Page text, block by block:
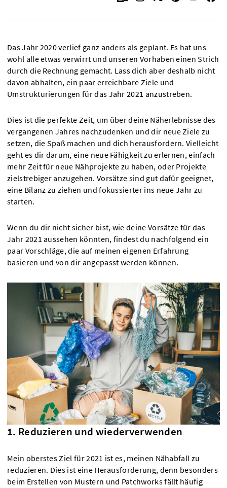
Das Jahr 2020 verlief ganz anders als geplant. Es hat uns
wohl alle etwas verwirrt und unseren Vorhaben einen Strich
durch die Rechnung gemacht. Lass dich aber deshalb nicht
davon abhalten, ein paar erreichbare Ziele und
Umstrukturierungen für das Jahr 2021 anzustreben.
Dies ist die perfekte Zeit, um über deine Näherlebnisse des
vergangenen Jahres nachzudenken und dir neue Ziele zu
setzen, die Spaß machen und dich herausfordern. Vielleicht
geht es dir darum, eine neue Fähigkeit zu erlernen, einfach
mehr Zeit für neue Nähprojekte zu haben, oder Projekte
zielstrebiger anzugehen. Vorsätze sind gut dafür geeignet,
eine Bilanz zu ziehen und fokussierter ins neue Jahr zu
starten.
Wenn du dir nicht sicher bist, wie deine Vorsätze für das
Jahr 2021 aussehen könnten, findest du nachfolgend ein
paar Vorschläge, die auf meinen eigenen Erfahrung
basieren und von dir angepasst werden können.
1. Reduzieren und wiederverwenden
Mein oberstes Ziel für 2021 ist es, meinen Nähabfall zu
reduzieren. Dies ist eine Herausforderung, denn besonders
beim Erstellen von Mustern und Patchworks fällt häufig